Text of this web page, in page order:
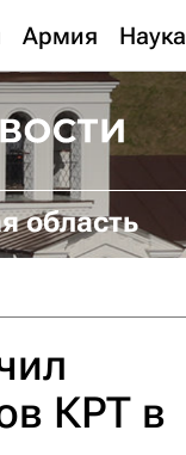
Армия Наука
область
КРТ в